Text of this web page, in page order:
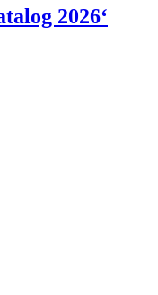
2026‘